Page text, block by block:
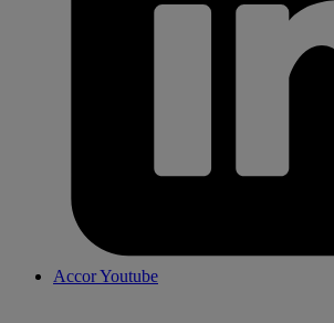
Accor Youtube